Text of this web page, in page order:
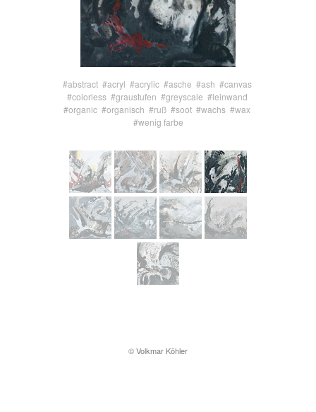
#abstract #acryl #acrylic #asche #ash #canvas
#colorless #graustufen #greyscale #leinwand
#organic #organisch #ruß #soot #wachs #wax
#wenig farbe
© Volkmar Köhler